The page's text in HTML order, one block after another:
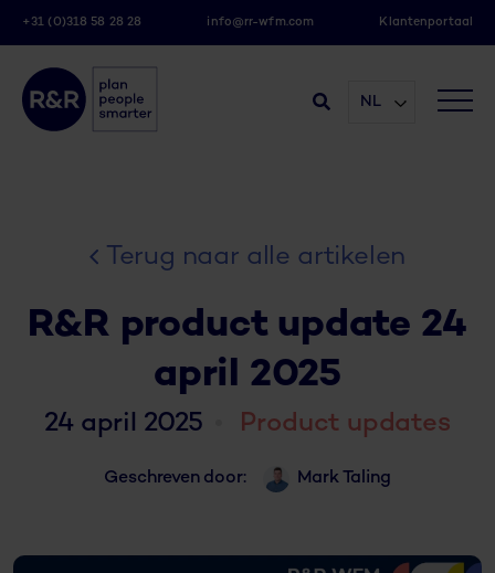
+31 (0)318 58 28 28 info@rr-wfm.com Klantenportaal
NL
Terug naar alle artikelen
R&R product update 24
april 2025
24 april 2025 Product updates
Geschreven door: Mark Taling